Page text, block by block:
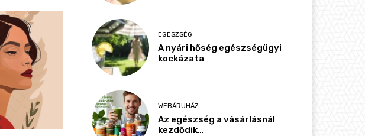
EGÉSZSÉG
A nyári hőség egészségügyi
kockázata
WEBÁRUHÁZ
Az egészség a vásárlásnál
kezdődik…